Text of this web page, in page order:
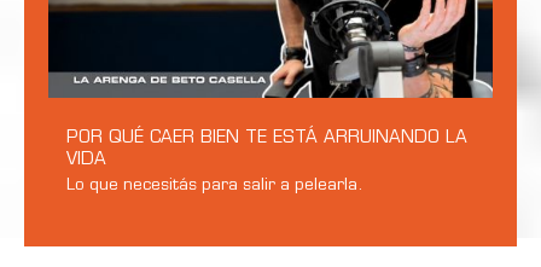
POR QUÉ CAER BIEN TE ESTÁ ARRUINANDO LA
VIDA
Lo que necesitás para salir a pelearla.